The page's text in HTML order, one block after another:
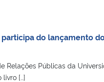
do lançamento
Relações Públicas da
livro […]